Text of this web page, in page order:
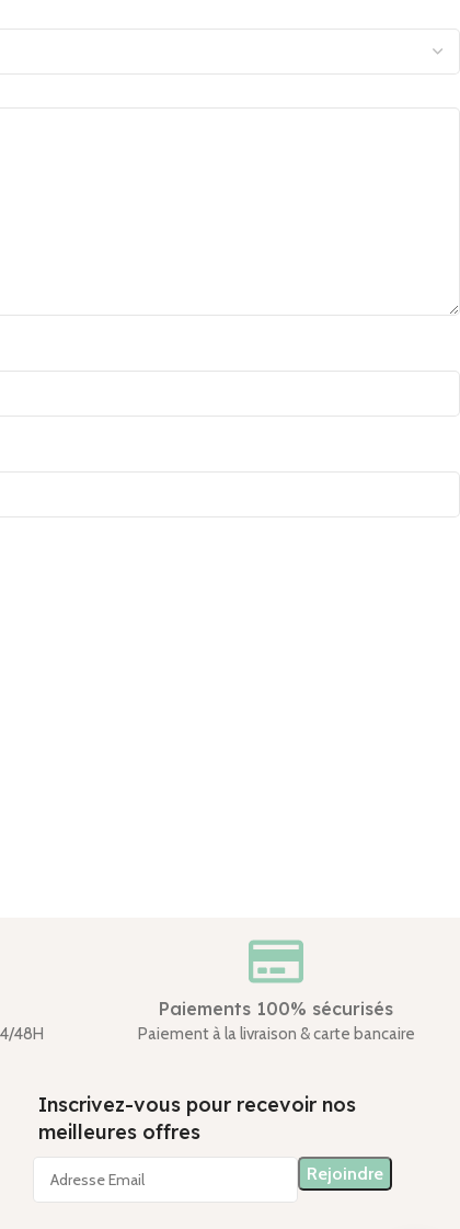
48H
Paiements 100% sécurisés
Paiement à la livraison & carte bancaire
Inscrivez-vous pour recevoir nos
meilleures offres